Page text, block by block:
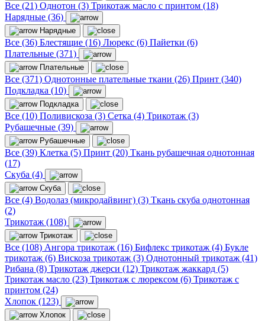
Все (21) Однотон (3) Трикотаж масло с принтом (18)
Нарядные (36)
Нарядные
Все (36) Блестящие (16) Люрекс (6) Пайетки (6)
Плательные (371)
Плательные
Все (371) Однотонные плательные ткани (26) Принт (340)
Подкладка (10)
Подкладка
Все (10) Поливискоза (3) Сетка (4) Трикотаж (3)
Рубашечные (39)
Рубашечные
Все (39) Клетка (5) Принт (20) Ткань рубашечная однотонная
(17)
Скуба (4)
Скуба
Все (4) Водолаз (микродайвинг) (3) Ткань скуба однотонная
(2)
Трикотаж (108)
Трикотаж
Все (108) Ангора трикотаж (16) Бифлекс трикотаж (4) Букле
трикотаж (6) Вискоза трикотаж (3) Однотонный трикотаж (41)
Рибана (8) Трикотаж джерси (12) Трикотаж жаккард (5)
Трикотаж масло (23) Трикотаж с люрексом (6) Трикотаж с
принтом (24)
Хлопок (123)
Хлопок